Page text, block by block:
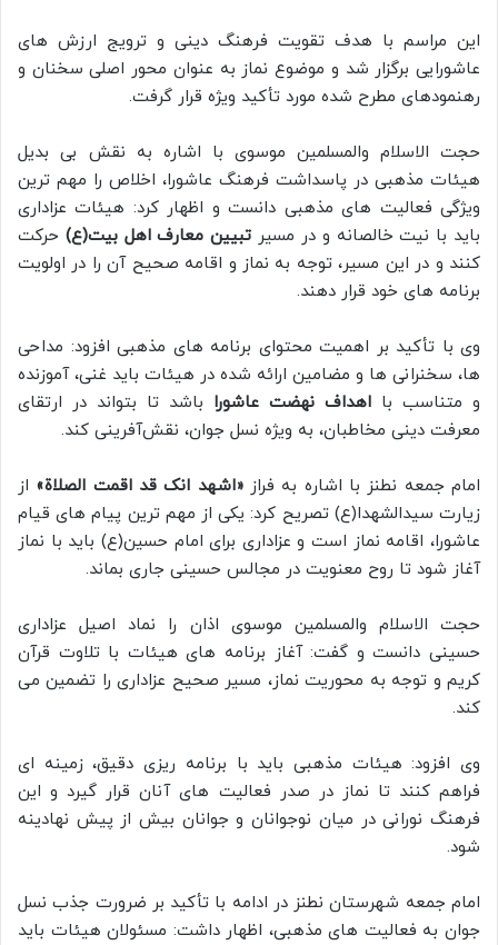
این مراسم با هدف تقویت فرهنگ دینی و ترویج ارزش های
عاشورایی برگزار شد و موضوع نماز به عنوان محور اصلی سخنان و
رهنمودهای مطرح شده مورد تأکید ویژه قرار گرفت.
حجت الاسلام والمسلمین موسوی با اشاره به نقش بی بدیل
هیئات مذهبی در پاسداشت فرهنگ عاشورا، اخلاص را مهم ترین
ویژگی فعالیت های مذهبی دانست و اظهار کرد: هیئات عزاداری
باید با نیت خالصانه و در مسیر تبیین معارف اهل بیت(ع) حرکت
کنند و در این مسیر، توجه به نماز و اقامه صحیح آن را در اولویت
برنامه های خود قرار دهند.
وی با تأکید بر اهمیت محتوای برنامه های مذهبی افزود: مداحی
ها، سخنرانی ها و مضامین ارائه شده در هیئات باید غنی، آموزنده
و متناسب با اهداف نهضت عاشورا باشد تا بتواند در ارتقای
معرفت دینی مخاطبان، به ویژه نسل جوان، نقش‌آفرینی کند.
امام جمعه نطنز با اشاره به فراز«اشهد انک قد اقمت الصلاة» از
زیارت سیدالشهدا(ع) تصریح کرد: یکی از مهم ترین پیام های قیام
عاشورا، اقامه نماز است و عزاداری برای امام حسین(ع) باید با نماز
آغاز شود تا روح معنویت در مجالس حسینی جاری بماند.
حجت الاسلام والمسلمین موسوی اذان را نماد اصیل عزاداری
حسینی دانست و گفت: آغاز برنامه های هیئات با تلاوت قرآن
کریم و توجه به محوریت نماز، مسیر صحیح عزاداری را تضمین می
کند.
وی افزود: هیئات مذهبی باید با برنامه ریزی دقیق، زمینه ای
فراهم کنند تا نماز در صدر فعالیت های آنان قرار گیرد و این
فرهنگ نورانی در میان نوجوانان و جوانان بیش از پیش نهادینه
شود.
امام جمعه شهرستان نطنز در ادامه با تأکید بر ضرورت جذب نسل
جوان به فعالیت های مذهبی، اظهار داشت: مسئولان هیئات باید